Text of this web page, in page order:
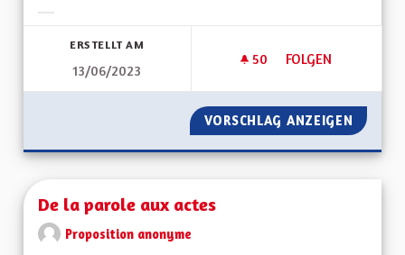
ERSTELLT AM
13/06/2023
50 50 FOLLOWER
FOLGEN
POUR UNE
VORSCHLAG ANZEIGEN POUR
De la parole aux actes
Proposition anonyme